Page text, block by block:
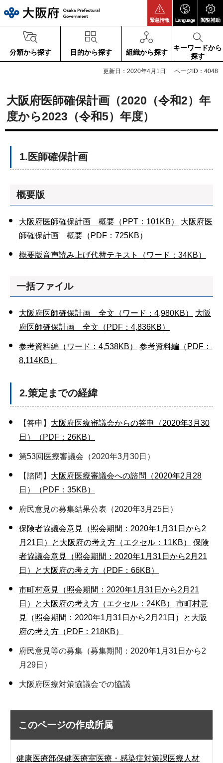
緊急情報 Language 閲覧補助
分類から探す 目的から探す 組織から探す
キーワードから
探す
更新日：2020年4月1日 ページID：4048
大阪府医師確保計画（2020（令和2）年
度から2023（令和5）年度）
1.医師確保計画
概要版
大阪府医師確保計画 概要（PPT：101KB）
大阪府医
師確保計画 概要（PDF：725KB）
概要版音声読み上げ代替テキスト（ワード：34KB）
一括ファイル
大阪府医師確保計画 全文（ワード：4,980KB）
大阪
府医師確保計画 全文（PDF：4,836KB）
参考資料編（ワード：4,538KB）
参考資料編（PDF：
8,114KB）
2.策定までの経緯
【答申】 大阪府医療審議会からの答申（2020年3月30
日）（PDF：26KB）
第53回医療審議会（2020年3月30日）
【諮問】 大阪府医療審議会への諮問（2020年2月28
日）（PDF：35KB）
府民意見の募集結果公表（2020年3月25日）
保険者協議会意見（照会期間：2020年1月31日から2
月21日）と大阪府の考え方（エクセル：11KB）
保険
者協議会意見（照会期間：2020年1月31日から2月21
日）と大阪府の考え方（PDF：66KB）
市町村意見（照会期間：2020年1月31日から2月21
日）と大阪府の考え方（エクセル：24KB）
市町村意
見（照会期間：2020年1月31日から2月21日）と大阪
府の考え方（PDF：218KB）
府民意見等の募集（募集期間：2020年1月31日から2
月29日）
大阪府医療対策協議会での協議
このページの作成所属
健康医療部保健医療室医療・感染症対策課医療人材